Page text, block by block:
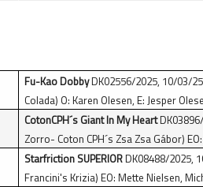
Fu-Kao DobbyDK02556/2025, 10/03/
Colada) O: Karen Olesen, E: Jesper
CotonCPH´s Giant In My Heart
Zorro- Coton CPH´s Zsa Zsa Gábor)
Starfriction SUPERIORDK08488/2025,
Francini's Krizia) EO: Mette Nielsen,